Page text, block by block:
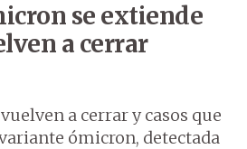
se extiende
a cerrar
a cerrar y casos que
ómicron, detectada